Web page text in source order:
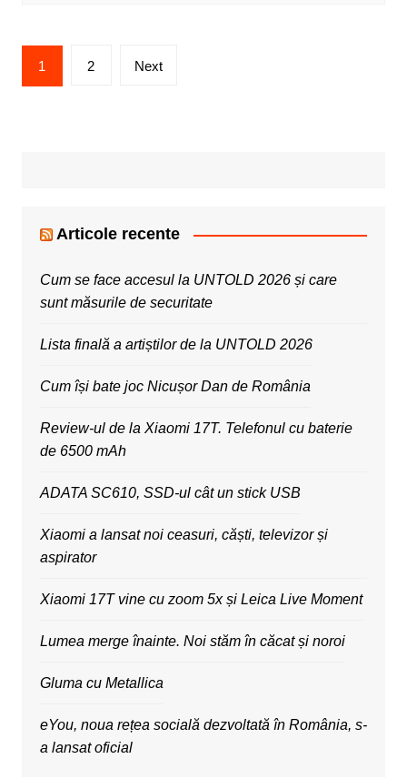
Posts
pagination
1 2 Next
Articole recente
Cum se face accesul la UNTOLD 2026 și care
sunt măsurile de securitate
Lista finală a artiștilor de la UNTOLD 2026
Cum își bate joc Nicușor Dan de România
Review-ul de la Xiaomi 17T. Telefonul cu baterie
de 6500 mAh
ADATA SC610, SSD-ul cât un stick USB
Xiaomi a lansat noi ceasuri, căști, televizor și
aspirator
Xiaomi 17T vine cu zoom 5x și Leica Live Moment
Lumea merge înainte. Noi stăm în căcat și noroi
Gluma cu Metallica
eYou, noua rețea socială dezvoltată în România, s-
a lansat oficial